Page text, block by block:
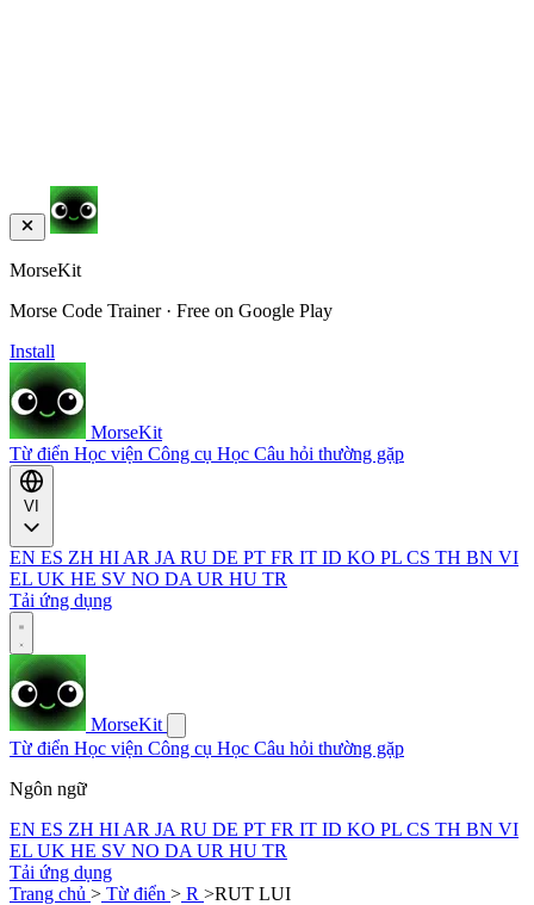
MorseKit
Morse Code Trainer · Free on Google Play
Install
MorseKit
Từ điển Học viện Công cụ Học Câu hỏi thường gặp
EN ES ZH HI AR JA RU DE PT FR IT ID KO PL CS TH BN VI
EL UK HE SV NO DA UR HU TR
Tải ứng dụng
MorseKit
Từ điển Học viện Công cụ Học Câu hỏi thường gặp
Ngôn ngữ
EN ES ZH HI AR JA RU DE PT FR IT ID KO PL CS TH BN VI
EL UK HE SV NO DA UR HU TR
Tải ứng dụng
Trang chủ > Từ điển > R >RUT LUI